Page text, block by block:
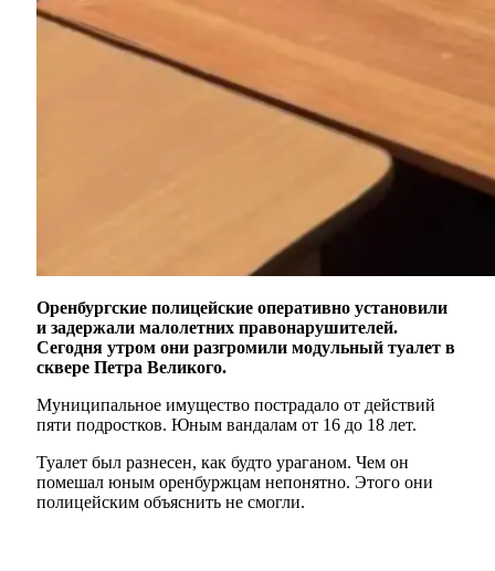
Оренбургские полицейские оперативно установили
и задержали малолетних правонарушителей.
Сегодня утром они разгромили модульный туалет в
сквере Петра Великого.
Муниципальное имущество пострадало от действий
пяти подростков. Юным вандалам от 16 до 18 лет.
Туалет был разнесен, как будто ураганом. Чем он
помешал юным оренбуржцам непонятно. Этого они
полицейским объяснить не смогли.